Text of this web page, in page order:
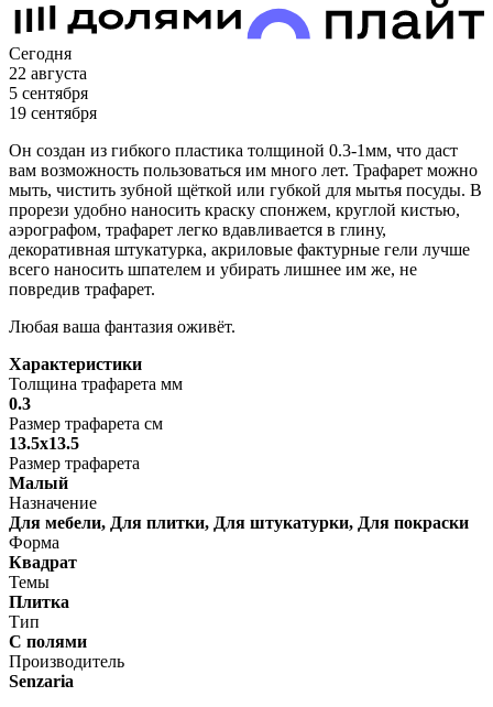
Сегодня
22 августа
5 сентября
19 сентября
Он создан из гибкого пластика толщиной 0.3-1мм, что даст
вам возможность пользоваться им много лет. Трафарет можно
мыть, чистить зубной щёткой или губкой для мытья посуды. В
прорези удобно наносить краску спонжем, круглой кистью,
аэрографом, трафарет легко вдавливается в глину,
декоративная штукатурка, акриловые фактурные гели лучше
всего наносить шпателем и убирать лишнее им же, не
повредив трафарет.
Любая ваша фантазия оживёт.
Характеристики
Толщина трафарета мм
0.3
Размер трафарета см
13.5х13.5
Размер трафарета
Малый
Назначение
Для мебели, Для плитки, Для штукатурки, Для покраски
Форма
Квадрат
Темы
Плитка
Тип
С полями
Производитель
Senzaria